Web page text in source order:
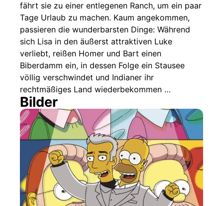
Nächste / Vorherige Folge
fährt sie zu einer entlegenen Ranch, um ein paar
Tage Urlaub zu machen. Kaum angekommen,
passieren die wunderbarsten Dinge: Während
sich Lisa in den äußerst attraktiven Luke
verliebt, reißen Homer und Bart einen
Biberdamm ein, in dessen Folge ein Stausee
völlig verschwindet und Indianer ihr
rechtmäßiges Land wiederbekommen …
Bilder